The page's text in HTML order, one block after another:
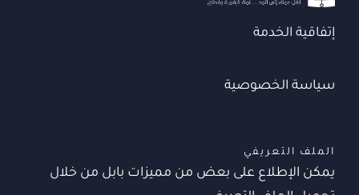
إتفاقية الخدمة
سياسة الخصوصية
الملف التعريفي
يمكن الإطلاع على بعض من مميزات بابل من خلال